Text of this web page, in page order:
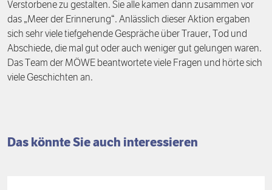
Verstorbene zu gestalten. Sie alle kamen dann zusammen vor
das „Meer der Erinnerung“. Anlässlich dieser Aktion ergaben
sich sehr viele tiefgehende Gespräche über Trauer, Tod und
Abschiede, die mal gut oder auch weniger gut gelungen waren.
Das Team der MÖWE beantwortete viele Fragen und hörte sich
viele Geschichten an.
Das könnte Sie auch interessieren